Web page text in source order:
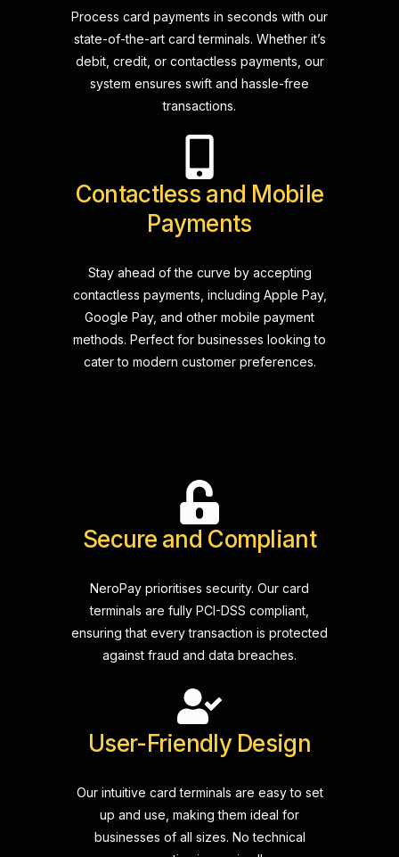
Process card payments in seconds with our
state-of-the-art card terminals. Whether it’s
debit, credit, or contactless payments, our
system ensures swift and hassle-free
transactions.
Contactless and Mobile
Payments
Stay ahead of the curve by accepting
contactless payments, including Apple Pay,
Google Pay, and other mobile payment
methods. Perfect for businesses looking to
cater to modern customer preferences.
Secure and Compliant
NeroPay prioritises security. Our card
terminals are fully PCI-DSS compliant,
ensuring that every transaction is protected
against fraud and data breaches.
User-Friendly Design
Our intuitive card terminals are easy to set
up and use, making them ideal for
businesses of all sizes. No technical